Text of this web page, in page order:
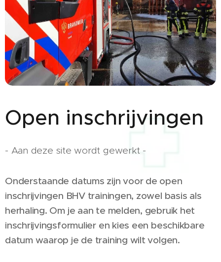
Open inschrijvingen
- Aan deze site wordt gewerkt -
Onderstaande datums zijn voor de open
inschrijvingen BHV trainingen, zowel basis als
herhaling. Om je aan te melden, gebruik het
inschrijvingsformulier en kies een beschikbare
datum waarop je de training wilt volgen.